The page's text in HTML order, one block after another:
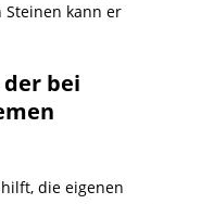
Steinen kann er
bei
die eigenen